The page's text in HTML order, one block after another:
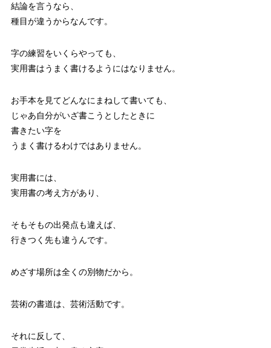
結論を言うなら、
種目が違うからなんです。
字の練習をいくらやっても、
実用書はうまく書けるようにはなりません。
お手本を見てどんなにまねして書いても、
じゃあ自分がいざ書こうとしたときに
書きたい字を
うまく書けるわけではありません。
実用書には、
実用書の考え方があり、
そもそもの出発点も違えば、
行きつく先も違うんです。
めざす場所は全くの別物だから。
芸術の書道は、芸術活動です。
それに反して、